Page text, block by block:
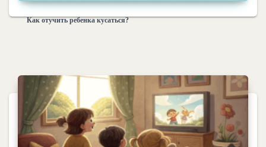
Как отучить ребенка кусаться?